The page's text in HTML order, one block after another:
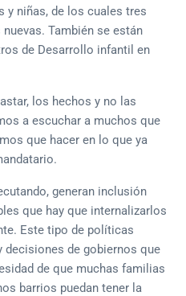
y niñas, de los cuales tres
También se están
de Desarrollo infantil en
los hechos y no las
a escuchar a muchos que
que hacer en lo que ya
generan inclusión
que hay que internalizarlos
Este tipo de políticas
decisiones de gobiernos que
de que muchas familias
barrios puedan tener la